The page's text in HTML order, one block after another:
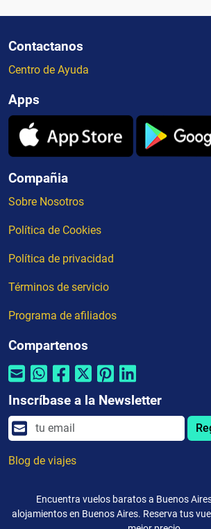
Contactanos
Centro de Ayuda
Apps
Compañia
Sobre Nosotros
Política de Cookies
Política de privacidad
Términos de servicio
Programa de afiliados
Compartenos
Inscríbase a la Newsletter
Blog de viajes
Encuentra vuelos baratos a Buenos
alojamientos en Buenos Aires. Reserva tus